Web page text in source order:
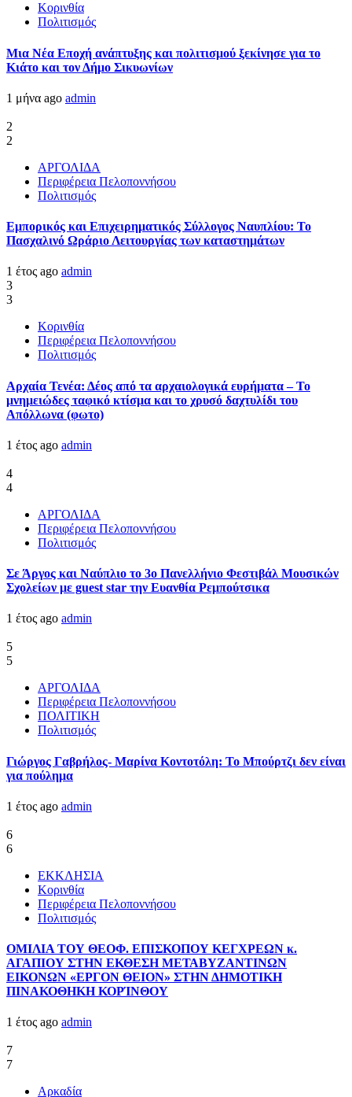
Κορινθία
Πολιτισμός
Μια Νέα Εποχή ανάπτυξης και πολιτισμού ξεκίνησε για το
Κιάτο και τον Δήμο Σικυωνίων
1 μήνα ago admin
2
2
ΑΡΓΟΛΙΔΑ
Περιφέρεια Πελοποννήσου
Πολιτισμός
Εμπορικός και Επιχειρηματικός Σύλλογος Ναυπλίου: Το
Πασχαλινό Ωράριο Λειτουργίας των καταστημάτων
1 έτος ago admin
3
3
Κορινθία
Περιφέρεια Πελοποννήσου
Πολιτισμός
Αρχαία Τενέα: Δέος από τα αρχαιολογικά ευρήματα – Το
μνημειώδες ταφικό κτίσμα και το χρυσό δαχτυλίδι του
Απόλλωνα (φωτο)
1 έτος ago admin
4
4
ΑΡΓΟΛΙΔΑ
Περιφέρεια Πελοποννήσου
Πολιτισμός
Σε Άργος και Ναύπλιο το 3ο Πανελλήνιο Φεστιβάλ Μουσικών
Σχολείων με guest star την Ευανθία Ρεμπούτσικα
1 έτος ago admin
5
5
ΑΡΓΟΛΙΔΑ
Περιφέρεια Πελοποννήσου
ΠΟΛΙΤΙΚΗ
Πολιτισμός
Γιώργος Γαβρήλος- Μαρίνα Κοντοτόλη: Το Μπούρτζι δεν είναι
για πούλημα
1 έτος ago admin
6
6
ΕΚΚΛΗΣΙΑ
Κορινθία
Περιφέρεια Πελοποννήσου
Πολιτισμός
ΟΜΙΛΙΑ ΤΟΥ ΘΕΟΦ. ΕΠΙΣΚΟΠΟΥ ΚΕΓΧΡΕΩΝ κ.
ΑΓΑΠΙΟΥ ΣΤΗΝ ΕΚΘΕΣΗ ΜΕΤΑΒΥΖΑΝΤΙΝΩΝ
ΕΙΚΟΝΩΝ «ΕΡΓΟΝ ΘΕΙΟΝ» ΣΤΗΝ ΔΗΜΟΤΙΚΗ
ΠΙΝΑΚΟΘΗΚΗ ΚΟΡΊΝΘΟΥ
1 έτος ago admin
7
7
Αρκαδία